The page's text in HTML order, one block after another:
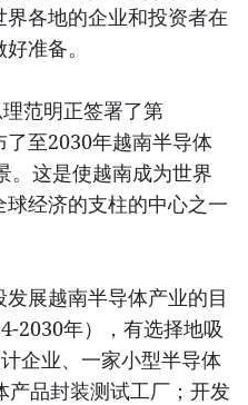
各地的企业和投资者在
准备。
范明正签署了第
了至2030年越南半导体
。这是使越南成为世界
经济的支柱的中心之一
展越南半导体产业的目
2030年），有选择地吸
企业、一家小型半导体
产品封装测试工厂；开发